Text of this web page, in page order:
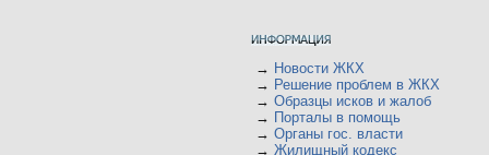
→ Новости ЖКХ
→ Решение проблем в ЖКХ
→ Образцы исков и жалоб
→ Порталы в помощь
→ Органы гос. власти
→ Жилищный кодекс